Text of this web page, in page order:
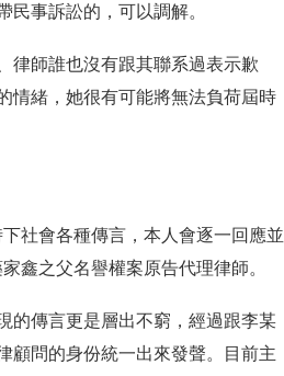
事訴訟的，可以調解。
師誰也沒有跟其聯系過表示歉
情緒，她很有可能將無法負荷屆時
社會各種傳言，本人會逐一回應並
鑫之父名譽權案原告代理律師。
傳言更是層出不窮，經過跟李某
顧問的身份統一出來發聲。目前主